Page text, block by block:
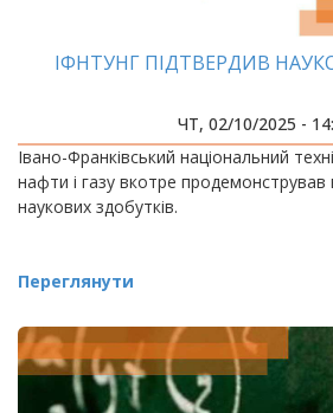
ІФНТУНГ ПІДТВЕРДИВ
ЧТ, 02/10/2025 -
Івано-Франківський національний
нафти і газу вкотре продемонстрував
наукових здобутків.
Переглянути